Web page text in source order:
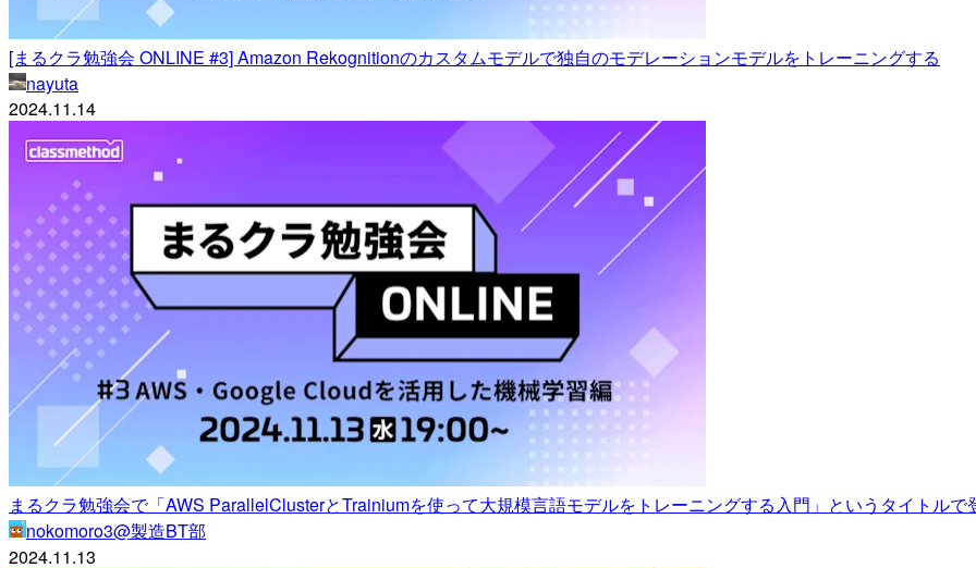
[まるクラ勉強会 ONLINE #3] Amazon Rekognitionのカスタムモデルで独自のモデレーションモデルをトレーニングする
nayuta
2024.11.14
まるクラ勉強会で「AWS ParallelClusterとTrainiumを使って大規模言語モデルをトレーニングする入門」というタイトルで
nokomoro3@製造BT部
2024.11.13